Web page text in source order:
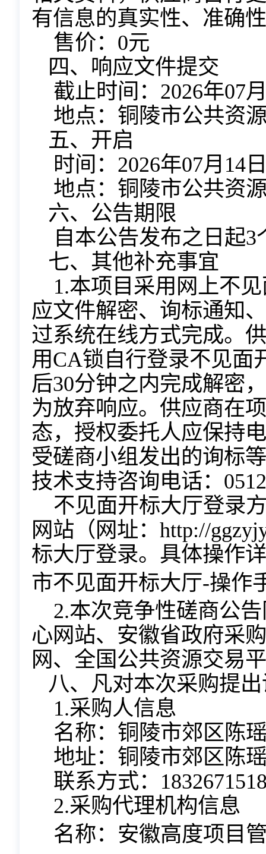
有信息的真实性、准确
售价： 0元
四、 响应文件提交
截止时间： 2026年07
地点： 铜陵市公共资
五、开启
时间： 2026年07月 14
地点： 铜陵市公共资
六、公告期限
自本公告发布之日起3
七、其他补充事宜
1.本项目采用网上不
应文件解密、询标通知
过系统在线方式完成。
用CA锁自行登录不见面
后30分钟之内完成解密，
为放弃响应。 供应商在
态，授权委托人应保持
受磋商小组发出的询标
技术支持咨询电话：
不见面开标大厅登录
网站 （网址： http://
标大厅登录。具体操作
市不见面开标大厅-操作
2.本次竞争性磋商公
心网站、安徽省政府采
网、全国公共资源交易
八、凡对本次采购提
1.采购人信息
名称： 铜陵市郊区陈
地址： 铜陵市郊区陈
联系方式：
2.采购代理机构信息
名称： 安徽高度项目